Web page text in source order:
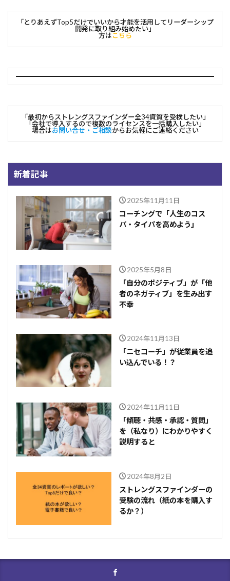
「とりあえずTop5だけでいいから才能を活用してリーダーシップ
開発に取り組み始めたい」
方はこちら
「最初からストレングスファインダー全34資質を受検したい」
「会社で導入するので複数のライセンスを一括購入したい」
場合はお問い合せ・ご相談からお気軽にご連絡ください
新着記事
2025年11月11日
コーチングで「人生のコス
パ・タイパを高めよう」
2025年5月8日
「自分のポジティブ」が「他
者のネガティブ」を生み出す
不幸
2024年11月13日
「ニセコーチ」が従業員を追
い込んでいる！？
2024年11月11日
「傾聴・共感・承認・質問」
を（私なり）にわかりやすく
説明すると
2024年8月2日
ストレングスファインダーの
受験の流れ（紙の本を購入す
るか？）